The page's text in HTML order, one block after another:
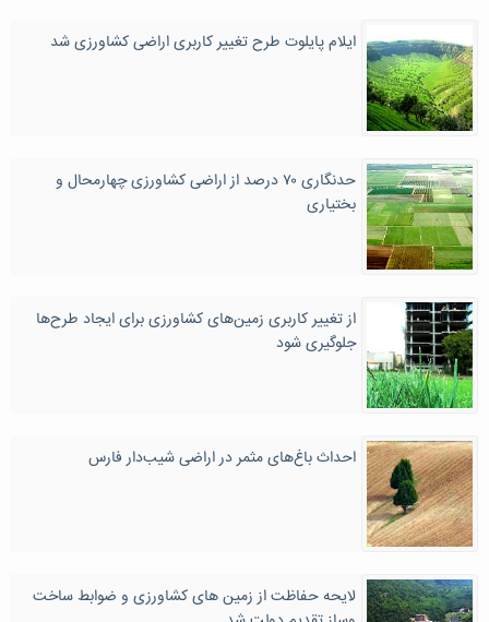
ایلام پایلوت طرح تغییر کاربری اراضی کشاورزی شد
حدنگاری ۷۰ درصد از اراضی کشاورزی چهارمحال و
بختیاری
از تغییر کاربری زمین‌های کشاورزی برای ایجاد طرح‌ها
جلوگیری شود
احداث باغ‌های مثمر در اراضی شیب‌دار فارس
لایحه حفاظت از زمین های کشاورزی و ضوابط ساخت